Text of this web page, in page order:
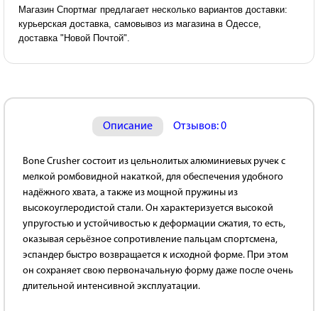
Магазин Спортмаг предлагает несколько вариантов доставки:
курьерская доставка, самовывоз из магазина в Одессе,
доставка "Новой Почтой".
Описание Отзывов: 0
Bone Crusher состоит из цельнолитых алюминиевых ручек с
мелкой ромбовидной накаткой, для обеспечения удобного
надёжного хвата, а также из мощной пружины из
высокоуглеродистой стали. Он характеризуется высокой
упругостью и устойчивостью к деформации сжатия, то есть,
оказывая серьёзное сопротивление пальцам спортсмена,
эспандер быстро возвращается к исходной форме. При этом
он сохраняет свою первоначальную форму даже после очень
длительной интенсивной эксплуатации.